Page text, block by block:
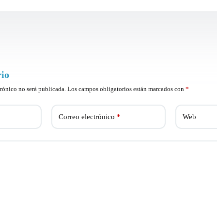
no será publicada. Los campos obligatorios están marcados con *
Correo electrónico * Web